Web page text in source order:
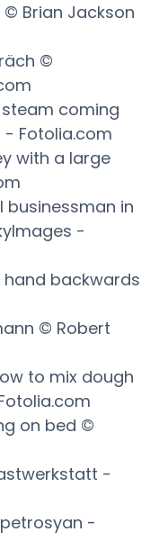
Brian Jackson
©
coming
Fotolia.com
with a large
businessman in
-
hand backwards
© Robert
to mix dough
on bed ©
-
-